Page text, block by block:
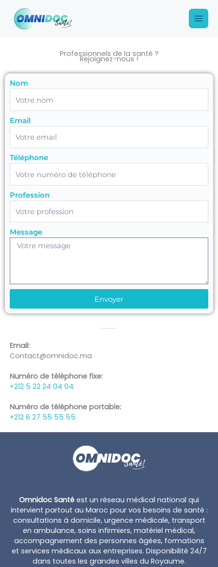
contenu
Main
Professionnels de la santé ?
Rejoignez-nous !
Nom
Email
Téléphone
Profession
Message
Envoyer
Email:
Contact@omnidoc.ma
Numéro de téléphone fixe:
+212 5 22 24 04 04
Numéro de téléphone portable:
+212 6 27 55 55 55
Omnidoc Santé est un réseau médical national qui
intervient partout au Maroc pour vos besoins de santé :
consultations à domicile, urgence médicale, transport
en ambulance, soins infirmiers, matériel médical,
accompagnement des personnes âgées, formations
et services médicaux aux entreprises. Disponibilité 24/7
dans toutes les grandes villes du Royaume.